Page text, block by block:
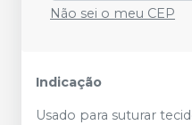
Não sei o meu CEP
Indicação
Usado para suturar